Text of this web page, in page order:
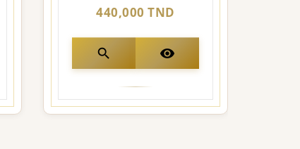
440,000 TND
search visibility